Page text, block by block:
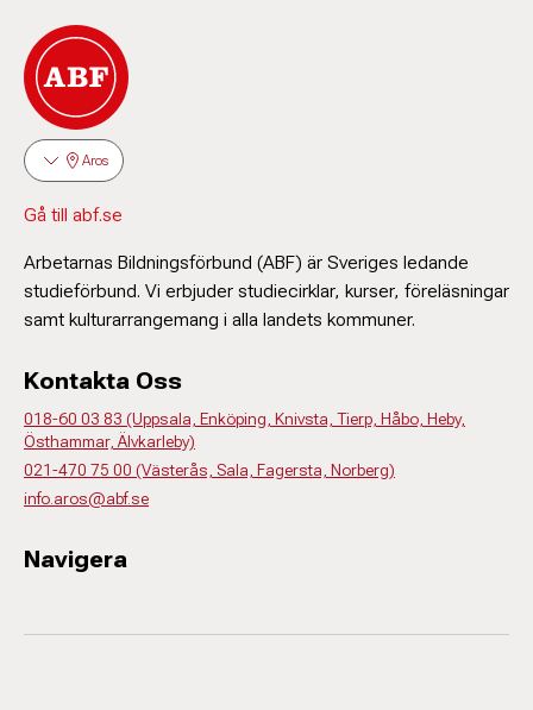
Aros
Gå till abf.se
Arbetarnas Bildningsförbund (ABF) är Sveriges ledande
studieförbund. Vi erbjuder studiecirklar, kurser, föreläsningar
samt kulturarrangemang i alla landets kommuner.
Kontakta Oss
018-60 03 83 (Uppsala, Enköping, Knivsta, Tierp, Håbo, Heby,
Östhammar, Älvkarleby)
021-470 75 00 (Västerås, Sala, Fagersta, Norberg)
info.aros@abf.se
Navigera